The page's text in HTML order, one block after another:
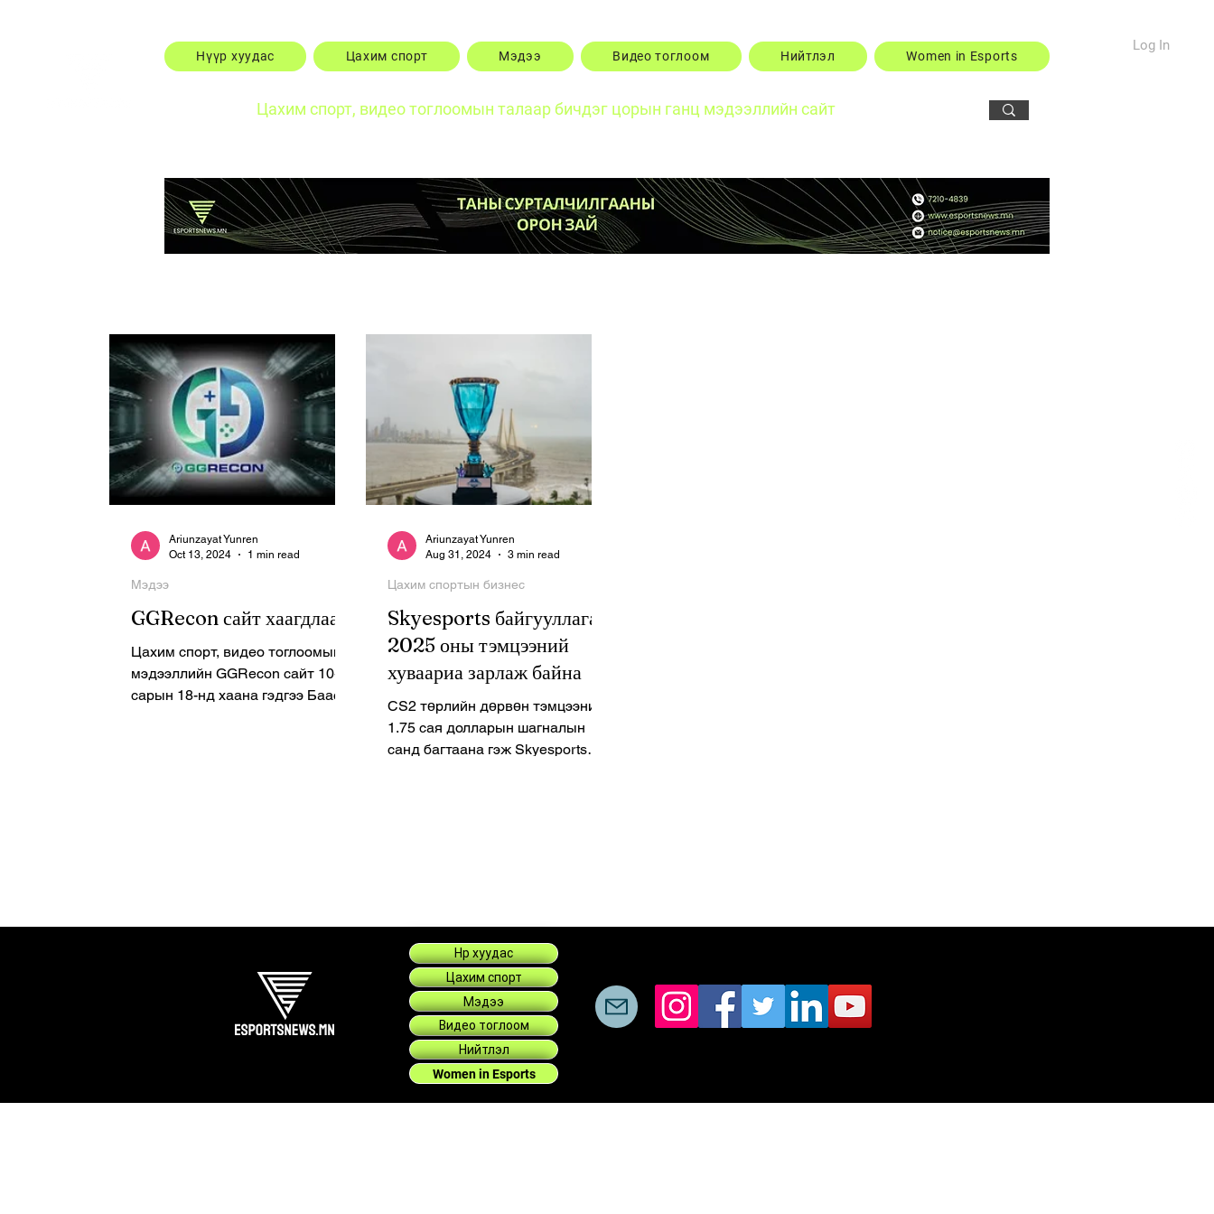
Нүүр хуудас Цахим спорт Мэдээ Видео тоглоом Нийтлэл Women in Esports
Log In
Цахим спорт, видео тоглоомын талаар бичдэг цорын ганц мэдээллийн сайт
Posts
GGRecon сайт хаагдлаа
Цахим спорт, видео тоглоомын
мэдээллийн GGRecon сайт 10-р
сарын 18-нд хаана гэдгээ Баасан
Мэдээ
Ariunzayat Yunren
Oct 13, 2024
1 min read
Skyesports байгууллага
2025 оны тэмцээний
хуваариа зарлаж байна
CS2 төрлийн дөрвөн тэмцээнийг
1.75 сая долларын шагналын
санд багтаана гэж Skyesports
Цахим спортын бизнес
Ariunzayat Yunren
Aug 31, 2024
3 min read
Нүүр хуудас
Цахим спорт
Мэдээ
Видео тоглоом
Нийтлэл
Women in Esports